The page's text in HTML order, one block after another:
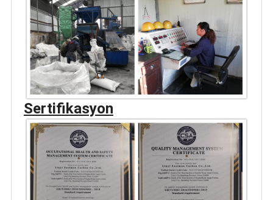
Sertifikasyon